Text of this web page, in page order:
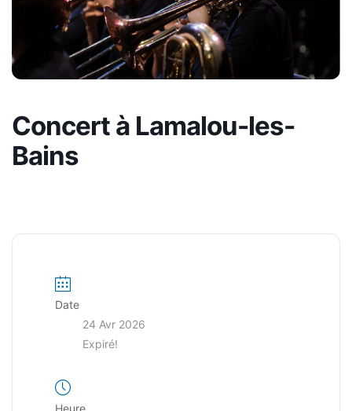
Concert à Lamalou-les-
Bains
Date
24 Avr 2026
Expiré!
Heure